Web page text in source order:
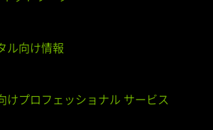
ル向け情報
けプロフェッショナル サービス